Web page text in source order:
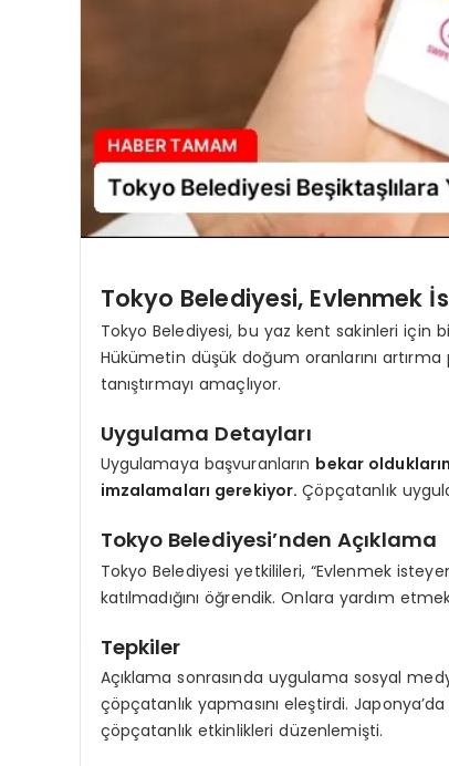
Tokyo Belediyesi, Evlenmek
Tokyo Belediyesi, bu yaz kent sakinleri için
Hükümetin düşük doğum oranlarını
tanıştırmayı amaçlıyor.
Uygulama Detayları
Uygulamaya başvuranların bekar
imzalamaları gerekiyor.Çöpçatanlık
Tokyo Belediyesi’nden Açıklama
Tokyo Belediyesi yetkilileri, “Evlenmek
katılmadığını öğrendik. Onlara yardım
Tepkiler
Açıklama sonrasında uygulama sosyal
çöpçatanlık yapmasını eleştirdi.
çöpçatanlık etkinlikleri düzenlemişti.